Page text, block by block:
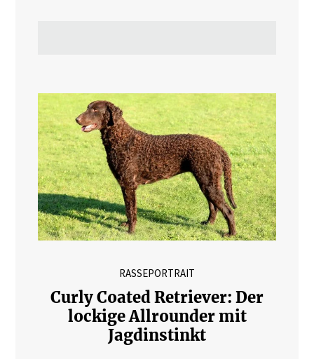
RASSEPORTRAIT
Curly Coated Retriever: Der
lockige Allrounder mit
Jagdinstinkt